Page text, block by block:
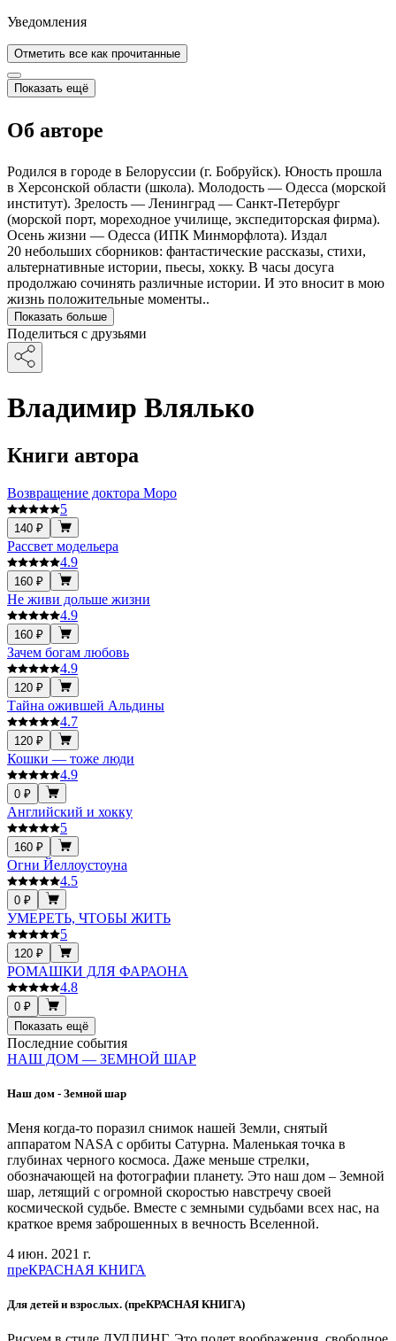
Уведомления
Отметить все как прочитанные
Показать ещё
Об авторе
Родился в городе в Белоруссии (г. Бобруйск). Юность прошла
в Херсонской области (школа). Молодость — Одесса (морской
институт). Зрелость — Ленинград — Санкт-Петербург
(морской порт, мореходное училище, экспедиторская фирма).
Осень жизни — Одесса (ИПК Минморфлота). Издал
20 небольших сборников: фантастические рассказы, стихи,
альтернативные истории, пьесы, хокку. В часы досуга
продолжаю сочинять различные истории. И это вносит в мою
жизнь положительные моменты..
Показать больше
Поделиться с друзьями
Владимир Влялько
Книги автора
Возвращение доктора Моро
5
140 ₽
Рассвет модельера
4.9
160 ₽
Не живи дольше жизни
4.9
160 ₽
Зачем богам любовь
4.9
120 ₽
Тайна ожившей Альдины
4.7
120 ₽
Кошки — тоже люди
4.9
0 ₽
Английский и хокку
5
160 ₽
Огни Йеллоустоуна
4.5
0 ₽
УМЕРЕТЬ, ЧТОБЫ ЖИТЬ
5
120 ₽
РОМАШКИ ДЛЯ ФАРАОНА
4.8
0 ₽
Показать ещё
Последние события
НАШ ДОМ — ЗЕМНОЙ ШАР
Наш дом - Земной шар
Меня когда-то поразил снимок нашей Земли, снятый
аппаратом NASA с орбиты Сатурна. Маленькая точка в
глубинах черного космоса. Даже меньше стрелки,
обозначающей на фотографии планету. Это наш дом – Земной
шар, летящий с огромной скоростью навстречу своей
космической судьбе. Вместе с земными судьбами всех нас, на
краткое время заброшенных в вечность Вселенной.
4 июн. 2021 г.
преКРАСНАЯ КНИГА
Для детей и взрослых. (преКРАСНАЯ КНИГА)